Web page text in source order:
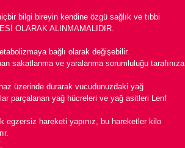
bilgi bireyin kendine özgü sağlık ve tıbbi
OLARAK ALINMAMALIDIR.
bağlı olarak değişebilir.
sakatlanma ve yaralanma sorumluluğu tarafınıza
üzerinde durarak vucudunuzdaki yağ
parçalanan yağ hücreleri ve yağ asitleri Lenf
egzersiz hareketi yapınız, bu hareketler kilo